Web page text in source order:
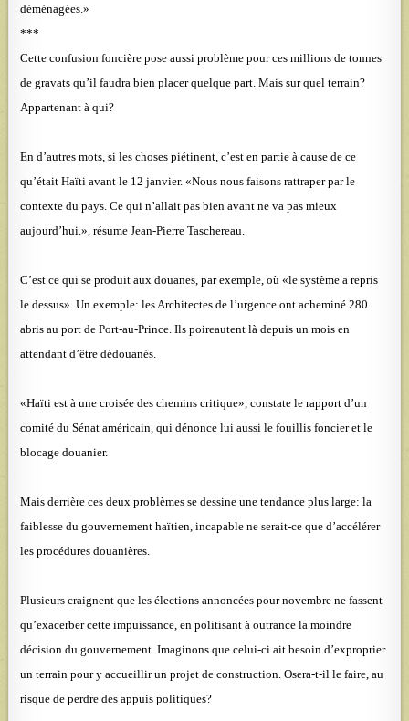
déménagées.»
***
Cette confusion foncière pose aussi problème pour ces millions de tonnes
de gravats qu’il faudra bien placer quelque part. Mais sur quel terrain?
Appartenant à qui?
En d’autres mots, si les choses piétinent, c’est en partie à cause de ce
qu’était Haïti avant le 12 janvier. «Nous nous faisons rattraper par le
contexte du pays. Ce qui n’allait pas bien avant ne va pas mieux
aujourd’hui.», résume Jean-Pierre Taschereau.
C’est ce qui se produit aux douanes, par exemple, où «le système a repris
le dessus». Un exemple: les Architectes de l’urgence ont acheminé 280
abris au port de Port-au-Prince. Ils poireautent là depuis un mois en
attendant d’être dédouanés.
«Haïti est à une croisée des chemins critique», constate le rapport d’un
comité du Sénat américain, qui dénonce lui aussi le fouillis foncier et le
blocage douanier.
Mais derrière ces deux problèmes se dessine une tendance plus large: la
faiblesse du gouvernement haïtien, incapable ne serait-ce que d’accélérer
les procédures douanières.
Plusieurs craignent que les élections annoncées pour novembre ne fassent
qu’exacerber cette impuissance, en politisant à outrance la moindre
décision du gouvernement. Imaginons que celui-ci ait besoin d’exproprier
un terrain pour y accueillir un projet de construction. Osera-t-il le faire, au
risque de perdre des appuis politiques?